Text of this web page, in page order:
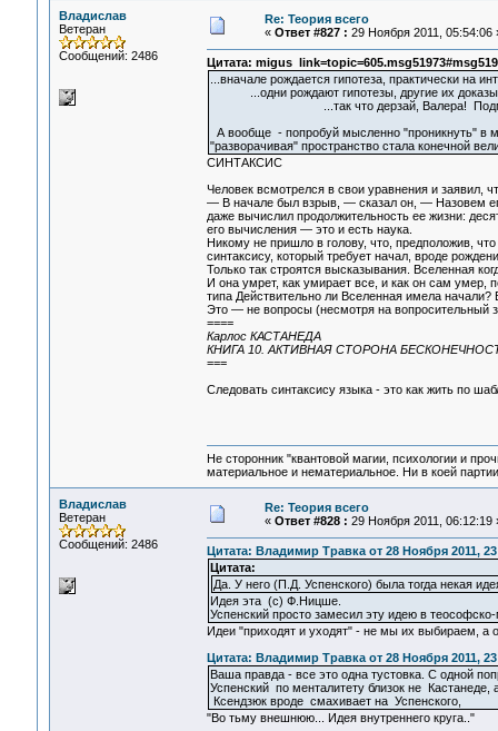
Владислав
Ветеран
Сообщений: 2486
Re: Теория всего
« Ответ #827 : 29 Ноября 2011, 05:54:06
Цитата: migus
...вначале рождается гипотеза, практически на
...одни рождают гипотезы, другие их
...так что дерзай, Валера!
А вообще - попробуй мысленно "проникнуть" в
"разворачивая" пространство стала конечной
СИНТАКСИС
Человек всмотрелся в свои уравнения и заявил,
— В начале был взрыв, — сказал он, — Назовем
даже вычислил продолжительность ее жизни:
его вычисления — это и есть наука.
Никому не пришло в голову, что, предположив,
синтаксису, который требует начал, вроде
Только так строятся высказывания. Вселенная
И она умрет, как умирает все, и как он сам умер,
типа Действительно ли Вселенная имела
Это — не вопросы (несмотря на вопросительный
====
Карлос КАСТАНЕДА
КНИГА 10. АКТИВНАЯ СТОРОНА
===
Следовать синтаксису языка - это как жить по
Не сторонник "квантовой магии, психологии и
материальное и нематериальное. Ни в коей
Владислав
Ветеран
Сообщений: 2486
Re: Теория всего
« Ответ #828 : 29 Ноября 2011, 06:12:19
Цитата: Владимир Травка от 28 Ноября 2011,
Цитата:
Да. У него (П.Д. Успенского) была тогда некая
Идея эта (с) Ф.Ницше.
Успенский просто замесил эту идею в теософско-
Идеи "приходят и уходят" - не мы их выбираем, а
Цитата: Владимир Травка от 28 Ноября 2011,
Ваша правда - все это одна тустовка. С одной
Успенский по менталитету близок не
Ксендзюк вроде смахивает на Успенского,
"Во тьму внешнюю... Идея внутреннего круга.."